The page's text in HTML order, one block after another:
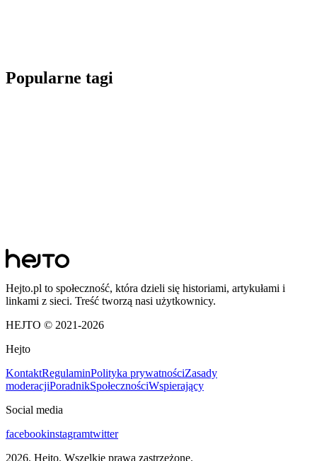
Popularne tagi
Hejto.pl to społeczność, która dzieli się historiami, artykułami i
linkami z sieci. Treść tworzą nasi użytkownicy.
HEJTO © 2021-2026
Hejto
KontaktRegulaminPolityka prywatnościZasady
moderacjiPoradnikSpołecznościWspierający
Social media
facebookinstagramtwitter
2026. Hejto. Wszelkie prawa zastrzeżone.